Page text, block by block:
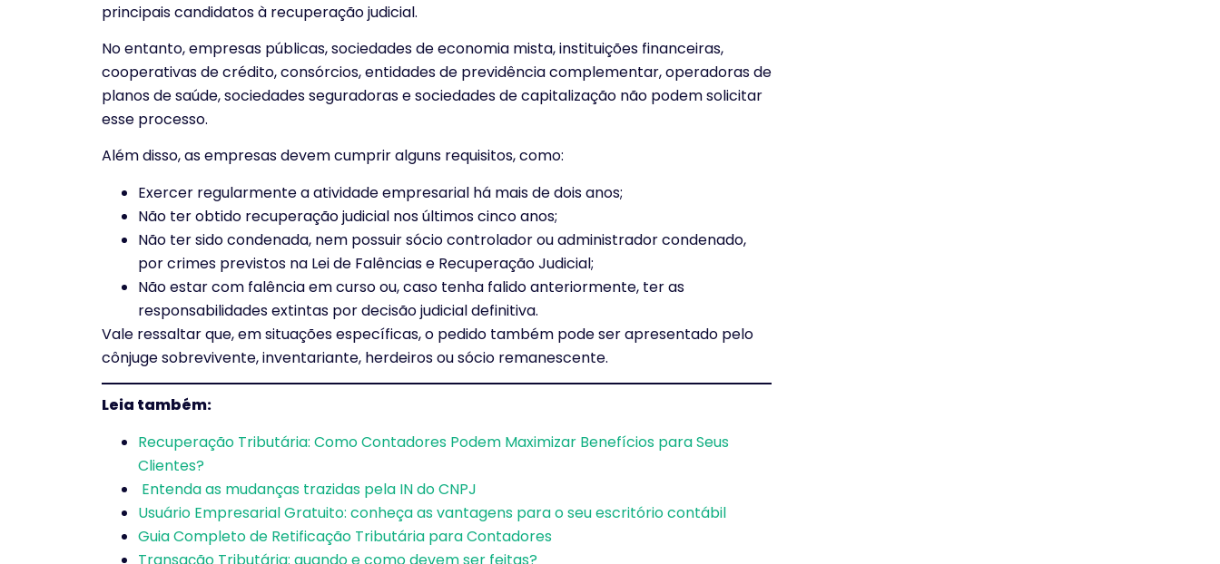
principais candidatos à recuperação judicial.
No entanto, empresas públicas, sociedades de economia mista, instituições financeiras,
cooperativas de crédito, consórcios, entidades de previdência complementar, operadoras de
planos de saúde, sociedades seguradoras e sociedades de capitalização não podem solicitar
esse processo.
Além disso, as empresas devem cumprir alguns requisitos, como:
Exercer regularmente a atividade empresarial há mais de dois anos;
Não ter obtido recuperação judicial nos últimos cinco anos;
Não ter sido condenada, nem possuir sócio controlador ou administrador condenado,
por crimes previstos na Lei de Falências e Recuperação Judicial;
Não estar com falência em curso ou, caso tenha falido anteriormente, ter as
responsabilidades extintas por decisão judicial definitiva.
Vale ressaltar que, em situações específicas, o pedido também pode ser apresentado pelo
cônjuge sobrevivente, inventariante, herdeiros ou sócio remanescente.
Leia também:
Recuperação Tributária: Como Contadores Podem Maximizar Benefícios para Seus
Clientes?
Entenda as mudanças trazidas pela IN do CNPJ
Usuário Empresarial Gratuito: conheça as vantagens para o seu escritório contábil
Guia Completo de Retificação Tributária para Contadores
Transação Tributária: quando e como devem ser feitas?